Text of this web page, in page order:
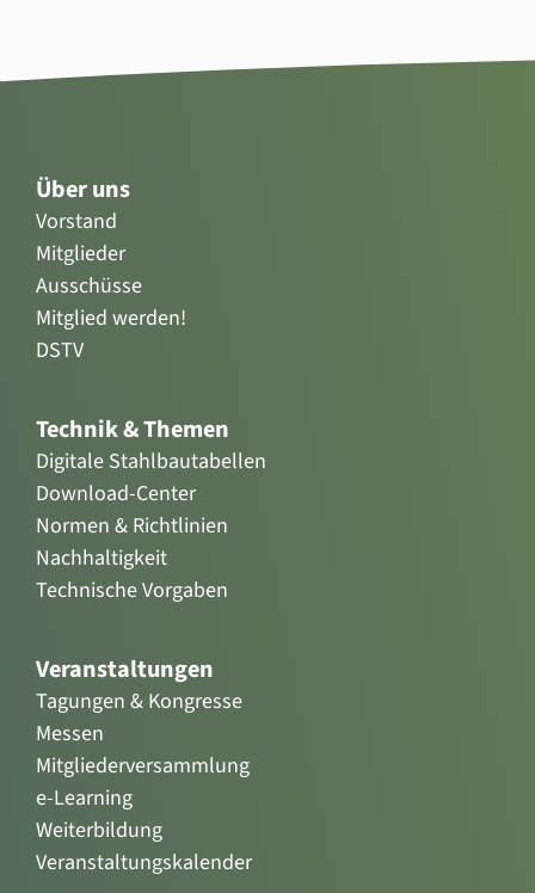
Über uns
Vorstand
Mitglieder
Ausschüsse
Mitglied werden!
DSTV
Technik & Themen
Digitale Stahlbautabellen
Download-Center
Normen & Richtlinien
Nachhaltigkeit
Technische Vorgaben
Veranstaltungen
Tagungen & Kongresse
Messen
Mitgliederversammlung
e-Learning
Weiterbildung
Veranstaltungskalender